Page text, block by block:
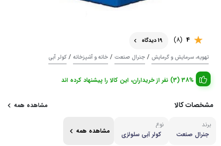
4
(8)
19 دیدگاه
تهویه، سرمایش و گرمایش / جنرال صنعت / خانه و آشپزخانه / کولر آبی
38% (3) نفر از خریداران، این کالا را پیشنهاد کرده اند
مشخصات کالا مشاهده همه
برند
جنرال صنعت
نوع
کولر آبی سلولزی
مشاهده همه